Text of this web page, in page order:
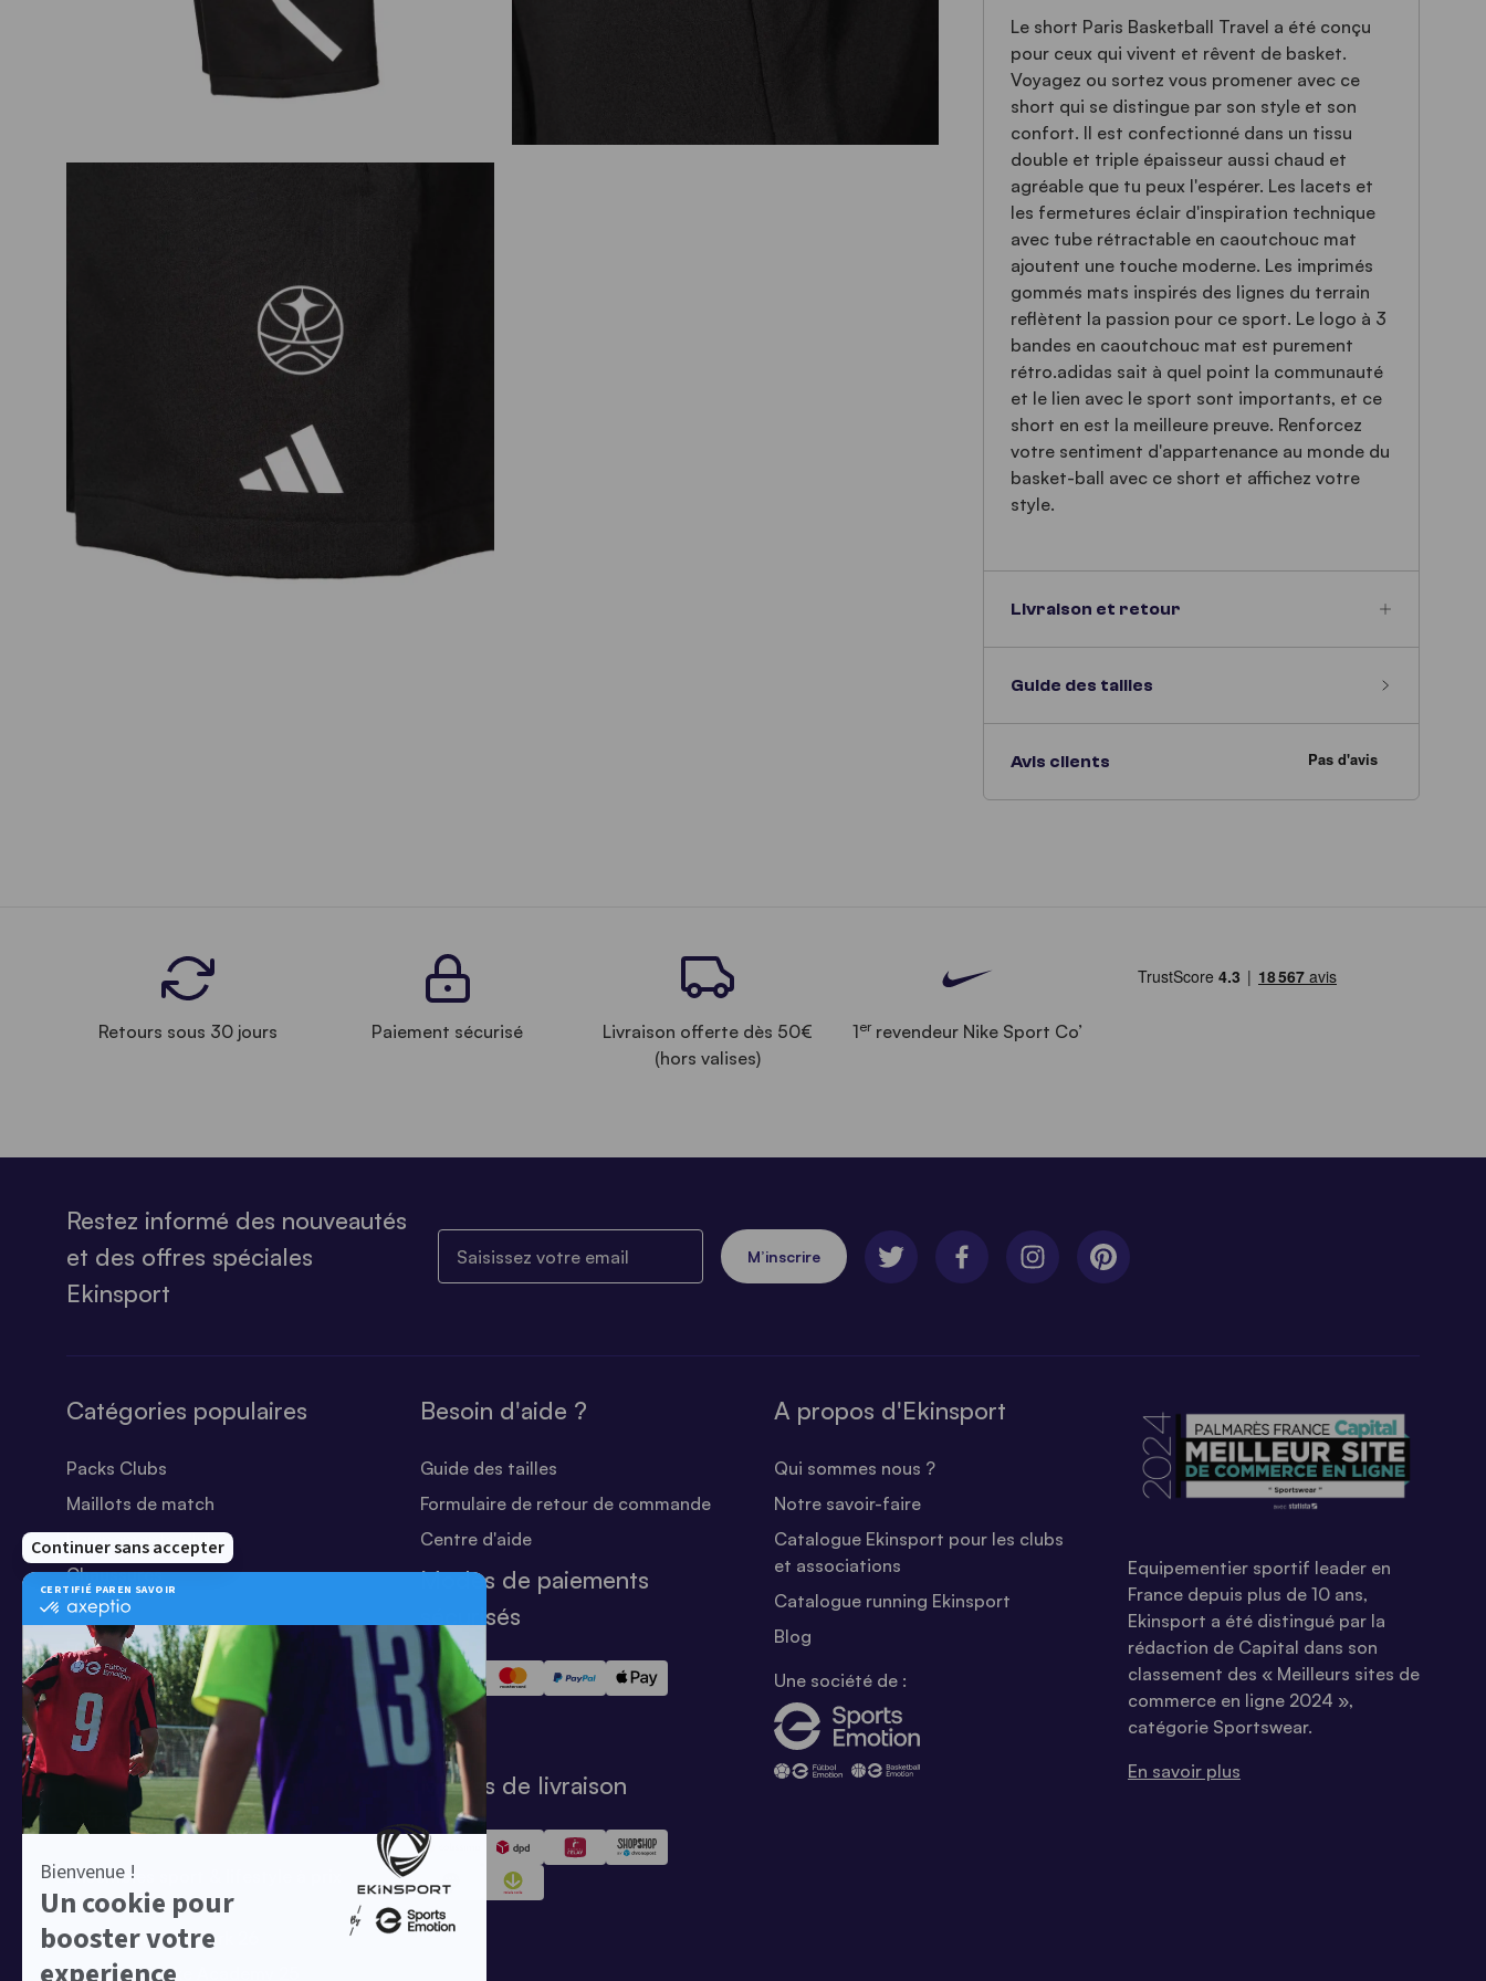
Le short Paris Basketball Travel a été conçu
pour ceux qui vivent et rêvent de basket.
Voyagez ou sortez vous promener avec ce
short qui se distingue par son style et son
confort. Il est confectionné dans un tissu
double et triple épaisseur aussi chaud et
agréable que tu peux l'espérer. Les lacets et
les fermetures éclair d'inspiration technique
avec tube rétractable en caoutchouc mat
ajoutent une touche moderne. Les imprimés
gommés mats inspirés des lignes du terrain
reflètent la passion pour ce sport. Le logo à 3
bandes en caoutchouc mat est purement
rétro.adidas sait à quel point la communauté
et le lien avec le sport sont importants, et ce
short en est la meilleure preuve. Renforcez
votre sentiment d'appartenance au monde du
basket-ball avec ce short et affichez votre
style.
Livraison et retour
Guide des tailles
Avis clients
Retours sous 30 jours Paiement sécurisé
Livraison offerte dès 50€
(hors valises)
1errevendeur Nike Sport Co’
Restez informé des nouveautés
et des offres spéciales
Ekinsport
M’inscrire
Catégories populaires
Packs Clubs
Maillots de match
Equipements Clubs
Chaussures
Shorts
Football
Chaussettes
T-shirts
Tenues de match
Offres clubs
Ensembles sport & lifestyle à prix
réduit
Collection Nike Park 26
Collection Nike Academy 25
Besoin d'aide ?
Guide des tailles
Formulaire de retour de commande
Centre d'aide
Modes de paiements
sécurisés
Modes de livraison
A propos d'Ekinsport
Qui sommes nous ?
Notre savoir-faire
Catalogue Ekinsport pour les clubs
et associations
Catalogue running Ekinsport
Blog
Une société de :
Equipementier sportif leader en
France depuis plus de 10 ans,
Ekinsport a été distingué par la
rédaction de Capital dans son
classement des « Meilleurs sites de
commerce en ligne 2024 »,
catégorie Sportswear.
En savoir plus